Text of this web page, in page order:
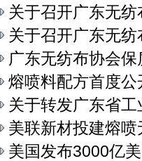
关于召开广东无
关于召开广东无
广东无纺布协会
熔喷料配方首度
关于转发广东省
美联新材投建熔喷
美国发布3000亿